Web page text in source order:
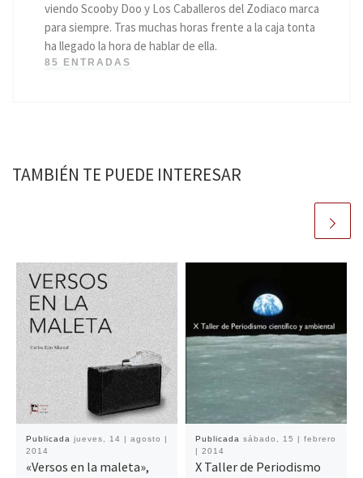
viendo Scooby Doo y Los Caballeros del Zodiaco marca
para siempre. Tras muchas horas frente a la caja tonta
ha llegado la hora de hablar de ella.
85 ENTRADAS
TAMBIÉN TE PUEDE INTERESAR
Publicada jueves, 14 | agosto |
2014
«Versos en la maleta»,
Publicada sábado, 15 | febrero
| 2014
X Taller de Periodismo